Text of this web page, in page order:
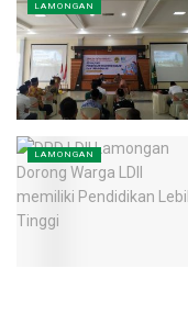
LAMONGAN
LAMONGAN